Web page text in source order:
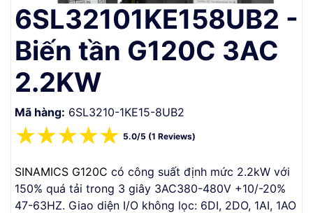
6SL32101KE158UB2 -
Biến tần G120C 3AC
2.2KW
Mã hàng: 6SL3210-1KE15-8UB2
☆
☆
☆
☆
☆ 5.0/5 (1 Reviews)
SINAMICS G120C có công suất định mức 2.2kW với
150% quá tải trong 3 giây 3AC380-480V +10/-20%
47-63HZ. Giao diện I/O không lọc: 6DI, 2DO, 1AI, 1AO